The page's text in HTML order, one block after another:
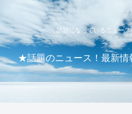
話題になっているニュー
★話題のニュース！最新情